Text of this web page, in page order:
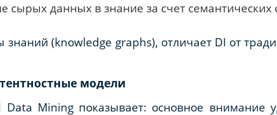
данных в знание за счет семантических
(knowledge graphs), отличает DI от
модели
Mining показывает: основное внимание